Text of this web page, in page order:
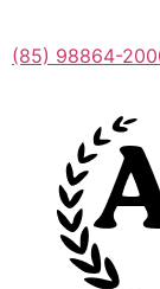
(85) 98864-